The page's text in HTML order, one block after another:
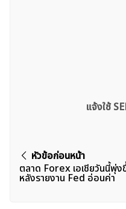
แจ้งใช้
แนะแนว
เรื่อง
หัวข้อก่อนหน้า
ตลาด Forex เอเชียวันนี้พุ่ง
หลังรายงาน Fed อ่อนค่า